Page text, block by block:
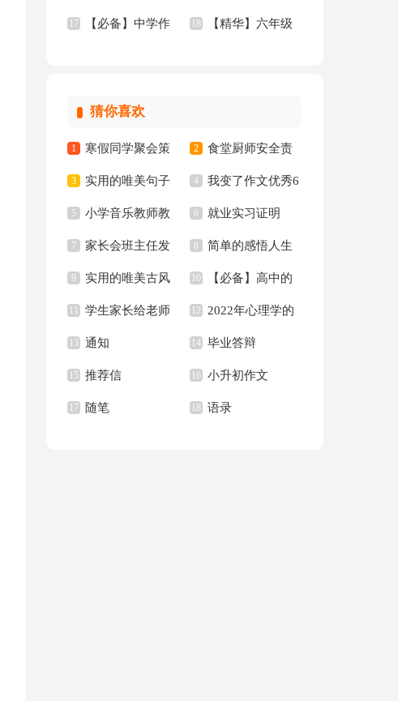
作文300字汇总8篇 作文300字锦集7篇
17 【必备】中学作 18 【精华】六年级
猜你喜欢
1 寒假同学聚会策
划书
2 食堂厨师安全责
任书
3 实用的唯美句子
65条
4 我变了作文优秀6
篇
5 小学音乐教师教
学心得
6 就业实习证明
7 家长会班主任发
言稿集合15篇
8 简单的感悟人生
的格言集锦94条
9 实用的唯美古风
句子合集36句
10 【必备】高中的
作文集合八篇
11 学生家长给老师
的感谢信合集6篇
12 2022年心理学的
语录
13 通知 14 毕业答辩
15 推荐信 16 小升初作文
17 随笔 18 语录